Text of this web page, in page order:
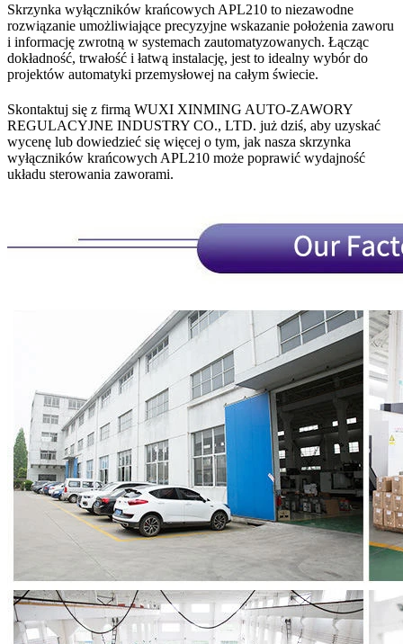
Skrzynka wyłączników krańcowych APL210 to niezawodne
rozwiązanie umożliwiające precyzyjne wskazanie położenia zaworu
i informację zwrotną w systemach zautomatyzowanych. Łącząc
dokładność, trwałość i łatwą instalację, jest to idealny wybór do
projektów automatyki przemysłowej na całym świecie.
Skontaktuj się z firmą WUXI XINMING AUTO-ZAWORY
REGULACYJNE INDUSTRY CO., LTD. już dziś, aby uzyskać
wycenę lub dowiedzieć się więcej o tym, jak nasza skrzynka
wyłączników krańcowych APL210 może poprawić wydajność
układu sterowania zaworami.